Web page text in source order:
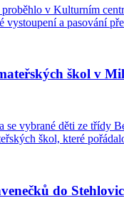
v Kulturním
vystoupení a pasování
škol v
se vybrané děti ze třídy
škol, které
do Stehlovic